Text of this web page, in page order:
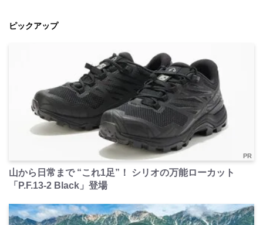
ピックアップ
PR
山から日常まで “これ1足”！ シリオの万能ローカット
「P.F.13-2 Black」登場